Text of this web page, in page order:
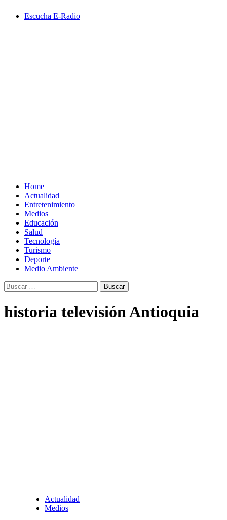
Escucha E-Radio
Home
Actualidad
Entretenimiento
Medios
Educación
Salud
Tecnología
Turismo
Deporte
Medio Ambiente
Buscar:
historia televisión Antioquia
Actualidad
Medios